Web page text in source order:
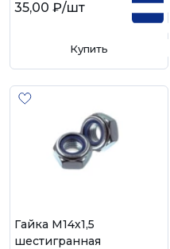
35,00 ₽/шт
Купить
Гайка М14х1,5
шестигранная